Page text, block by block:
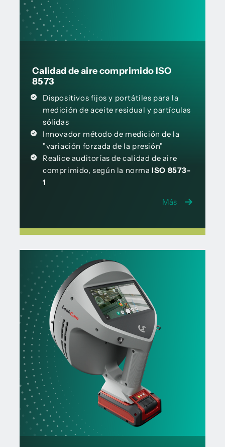
Calidad de aire comprimido ISO
8573
Dispositivos fijos y portátiles para la
medición de aceite residual y partículas
sólidas
Innovador método de medición de la
"variación forzada de la presión"
Realice auditorías de calidad de aire
comprimido, según la normaISO 8573-
1
Más